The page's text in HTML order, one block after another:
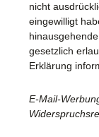
nicht
eingewilligt
gesetzlich
Erklärung
E-Mail-